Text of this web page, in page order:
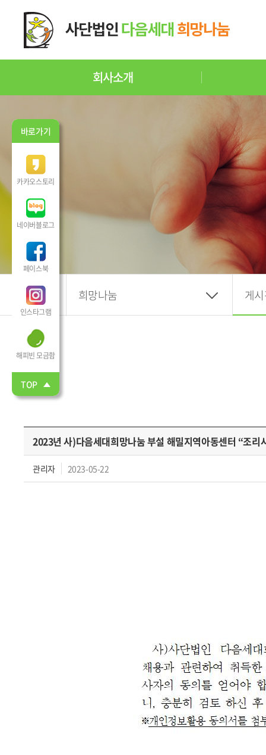
회사소개
희망나눔 게
2023년 사)다음세대희망나눔 부설 해밀지역아동센터 “조리
관리자 2023-05-22
바로가기
카카오스토리
네이버블로그
페이스북
인스타그램
해피빈 모금함
TOP